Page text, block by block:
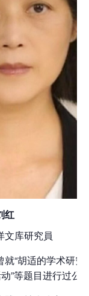
红
文库研究員
“胡适的学术研
”等题目进行过公